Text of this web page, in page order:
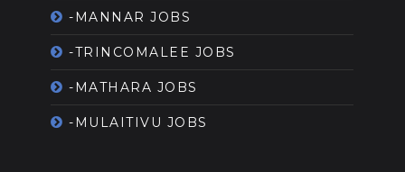
-MANNAR JOBS
-TRINCOMALEE JOBS
-MATHARA JOBS
-MULAITIVU JOBS